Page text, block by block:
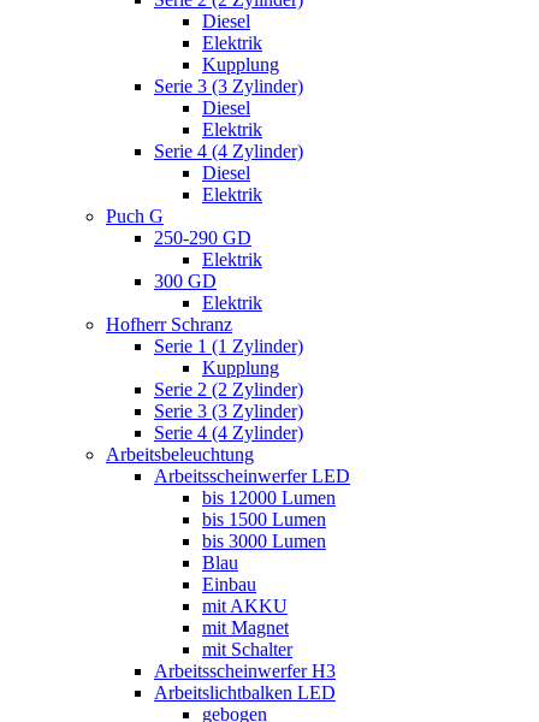
Diesel
Elektrik
Kupplung
Serie 3 (3 Zylinder)
Diesel
Elektrik
Serie 4 (4 Zylinder)
Diesel
Elektrik
Puch G
250-290 GD
Elektrik
300 GD
Elektrik
Hofherr Schranz
Serie 1 (1 Zylinder)
Kupplung
Serie 2 (2 Zylinder)
Serie 3 (3 Zylinder)
Serie 4 (4 Zylinder)
Arbeitsbeleuchtung
Arbeitsscheinwerfer LED
bis 12000 Lumen
bis 1500 Lumen
bis 3000 Lumen
Blau
Einbau
mit AKKU
mit Magnet
mit Schalter
Arbeitsscheinwerfer H3
Arbeitslichtbalken LED
gebogen